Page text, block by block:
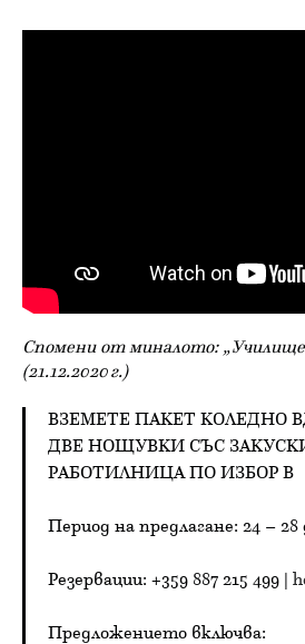
Спомени от миналото: „Училище
(21.12.2020 г.)
ВЗЕМЕТЕ ПАКЕТ КОЛЕДНО
ДВЕ НОЩУВКИ СЪС
РАБОТИЛНИЦА ПО ИЗБОР В
Период на предлагане: 24 – 28
Резервации: +359 887 215 499 |
Предложението включва: